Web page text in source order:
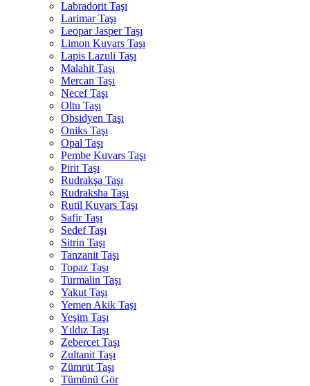
Labradorit Taşı
Larimar Taşı
Leopar Jasper Taşı
Limon Kuvars Taşı
Lapis Lazuli Taşı
Malahit Taşı
Mercan Taşı
Necef Taşı
Oltu Taşı
Obsidyen Taşı
Oniks Taşı
Opal Taşı
Pembe Kuvars Taşı
Pirit Taşı
Rudrakşa Taşı
Rudraksha Taşı
Rutil Kuvars Taşı
Safir Taşı
Sedef Taşı
Sitrin Taşı
Tanzanit Taşı
Topaz Taşı
Turmalin Taşı
Yakut Taşı
Yemen Akik Taşı
Yeşim Taşı
Yıldız Taşı
Zebercet Taşı
Zultanit Taşı
Zümrüt Taşı
Tümünü Gör